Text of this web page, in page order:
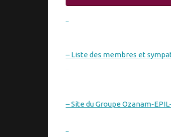
– Liste des membres et
– Site du Groupe Ozanam-